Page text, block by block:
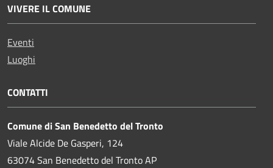
VIVERE IL COMUNE
Eventi
Luoghi
CONTATTI
Comune di San Benedetto del Tronto
Viale Alcide De Gasperi, 124
63074 San Benedetto del Tronto AP